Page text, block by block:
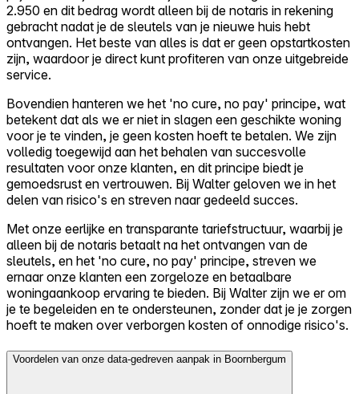
2.950 en dit bedrag wordt alleen bij de notaris in rekening
gebracht nadat je de sleutels van je nieuwe huis hebt
ontvangen. Het beste van alles is dat er geen opstartkosten
zijn, waardoor je direct kunt profiteren van onze uitgebreide
service.
Bovendien hanteren we het 'no cure, no pay' principe, wat
betekent dat als we er niet in slagen een geschikte woning
voor je te vinden, je geen kosten hoeft te betalen. We zijn
volledig toegewijd aan het behalen van succesvolle
resultaten voor onze klanten, en dit principe biedt je
gemoedsrust en vertrouwen. Bij Walter geloven we in het
delen van risico's en streven naar gedeeld succes.
Met onze eerlijke en transparante tariefstructuur, waarbij je
alleen bij de notaris betaalt na het ontvangen van de
sleutels, en het 'no cure, no pay' principe, streven we
ernaar onze klanten een zorgeloze en betaalbare
woningaankoop ervaring te bieden. Bij Walter zijn we er om
je te begeleiden en te ondersteunen, zonder dat je je zorgen
hoeft te maken over verborgen kosten of onnodige risico's.
Voordelen van onze data-gedreven aanpak in Boornbergum